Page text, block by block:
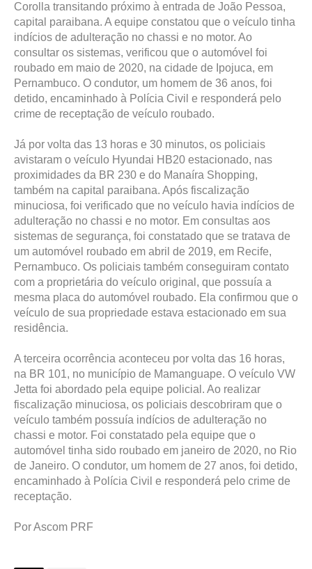
Corolla transitando próximo à entrada de João Pessoa,
capital paraibana. A equipe constatou que o veículo tinha
indícios de adulteração no chassi e no motor. Ao
consultar os sistemas, verificou que o automóvel foi
roubado em maio de 2020, na cidade de Ipojuca, em
Pernambuco. O condutor, um homem de 36 anos, foi
detido, encaminhado à Polícia Civil e responderá pelo
crime de receptação de veículo roubado.
Já por volta das 13 horas e 30 minutos, os policiais
avistaram o veículo Hyundai HB20 estacionado, nas
proximidades da BR 230 e do Manaíra Shopping,
também na capital paraibana. Após fiscalização
minuciosa, foi verificado que no veículo havia indícios de
adulteração no chassi e no motor. Em consultas aos
sistemas de segurança, foi constatado que se tratava de
um automóvel roubado em abril de 2019, em Recife,
Pernambuco. Os policiais também conseguiram contato
com a proprietária do veículo original, que possuía a
mesma placa do automóvel roubado. Ela confirmou que o
veículo de sua propriedade estava estacionado em sua
residência.
A terceira ocorrência aconteceu por volta das 16 horas,
na BR 101, no município de Mamanguape. O veículo VW
Jetta foi abordado pela equipe policial. Ao realizar
fiscalização minuciosa, os policiais descobriram que o
veículo também possuía indícios de adulteração no
chassi e motor. Foi constatado pela equipe que o
automóvel tinha sido roubado em janeiro de 2020, no Rio
de Janeiro. O condutor, um homem de 27 anos, foi detido,
encaminhado à Polícia Civil e responderá pelo crime de
receptação.
Por Ascom PRF